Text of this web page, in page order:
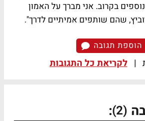
בקרוב. אני מברך על האמון
שהם שותפים אמיתיים לדרך".
הוספת תגובה
| לקריאת כל התגובות
(2)
: